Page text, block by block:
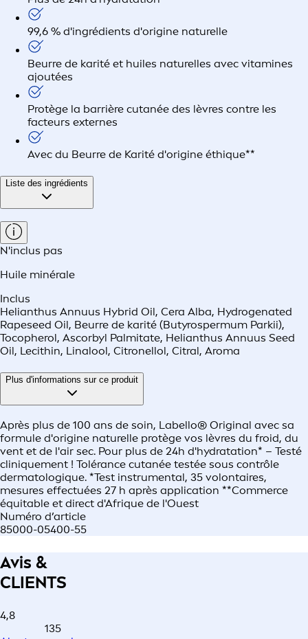
99,6 % d'ingrédients d'origine naturelle
Beurre de karité et huiles naturelles avec vitamines
ajoutées
Protège la barrière cutanée des lèvres contre les
facteurs externes
Avec du Beurre de Karité d'origine éthique**
Liste des ingrédients
N'inclus pas
Huile minérale
Inclus
Helianthus Annuus Hybrid Oil, Cera Alba, Hydrogenated
Rapeseed Oil, Beurre de karité (Butyrospermum Parkii),
Tocopherol, Ascorbyl Palmitate, Helianthus Annuus Seed
Oil, Lecithin, Linalool, Citronellol, Citral, Aroma
Plus d'informations sur ce produit
Après plus de 100 ans de soin, Labello® Original avec sa
formule d'origine naturelle protège vos lèvres du froid, du
vent et de l'air sec. Pour plus de 24h d'hydratation* – Testé
cliniquement ! Tolérance cutanée testée sous contrôle
dermatologique. *Test instrumental, 35 volontaires,
mesures effectuées 27 h après application **Commerce
équitable et direct d'Afrique de l'Ouest
Numéro d’article
85000-05400-55
Avis &
CLIENTS
4,8
135